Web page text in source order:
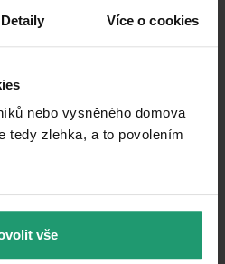
Detaily Více o cookies
nebo vysněného domova
tedy zlehka, a to povolením
vše
whatsapp. Těšíme se na
stručných informací,
na jak dlouho. Předem